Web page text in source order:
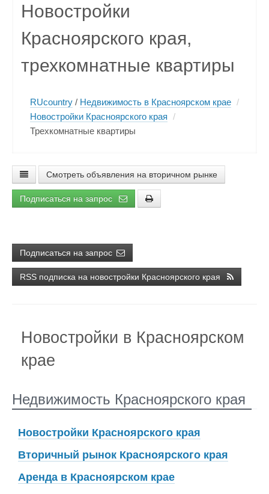
Новостройки
Красноярского края,
трехкомнатные квартиры
RUcountry / Недвижимость в Красноярском крае /
Новостройки Красноярского края /
Трехкомнатные квартиры
Смотреть объявления на вторичном рынке
Подписаться на запрос
Подписаться на запрос
RSS подписка на новостройки Красноярского края
Новостройки в Красноярском
крае
Недвижимость Красноярского края
Новостройки Красноярского края
Вторичный рынок Красноярского края
Аренда в Красноярском крае